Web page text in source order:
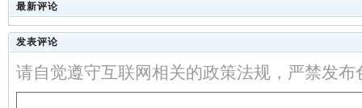
最新评论
发表评论
请自觉遵守互联网相关的政策法规，严禁发